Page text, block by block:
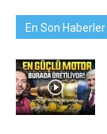
En Son Haberler